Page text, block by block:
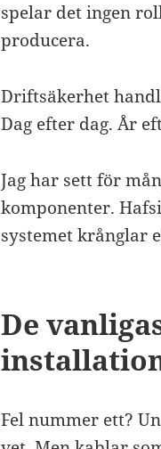
spelar det ingen
producera.
Driftsäkerhet
Dag efter dag. År
Jag har sett för
komponenter.
systemet krånglar
De
Fel nummer ett?